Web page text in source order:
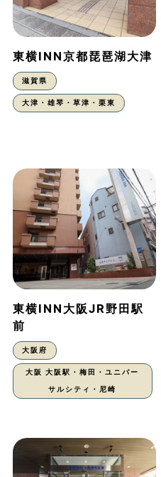
東横INN京都琵琶湖大津
滋賀県
大津・雄琴・草津・栗東
東横INN大阪JR野田駅
前
大阪府
大阪 大阪駅・梅田・ユニバー
サルシティ・尼崎